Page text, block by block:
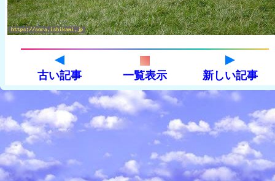
古い記事 一覧表示 新しい記事